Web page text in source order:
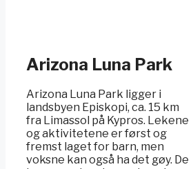
Arizona Luna Park
Arizona Luna Park ligger i
landsbyen Episkopi, ca. 15 km
fra Limassol på Kypros. Lekene
og aktivitetene er først og
fremst laget for barn, men
voksne kan også ha det gøy. De